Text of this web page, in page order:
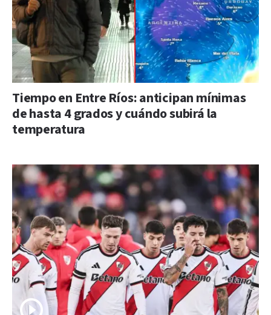
Tiempo en Entre Ríos: anticipan mínimas
de hasta 4 grados y cuándo subirá la
temperatura